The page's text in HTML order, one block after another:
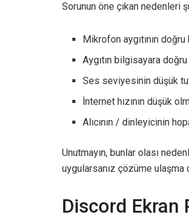
Sorunun öne çıkan nedenleri
Mikrofon aygıtının
Aygıtın bilgisayara
Ses seviyesinin düşük
İnternet hızının düşük
Alıcının / dinleyicinin
Unutmayın, bunlar olası
uygularsanız çözüme ulaşma
Discord Ekran